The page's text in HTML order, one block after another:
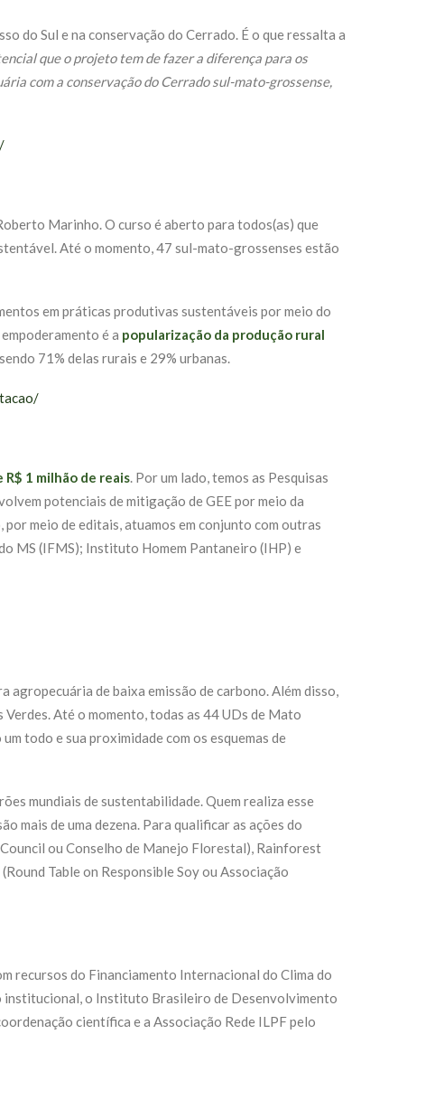
do Sul e na conservação do Cerrado. É o que ressalta a
que o projeto tem de fazer a diferença para os
com a conservação do Cerrado sul-mato-grossense,
Marinho. O curso é aberto para todos(as) que
Até o momento, 47 sul-mato-grossenses estão
em práticas produtivas sustentáveis por meio do
é a popularização da produção rural
71% delas rurais e 29% urbanas.
1 milhão de reais. Por um lado, temos as Pesquisas
potenciais de mitigação de GEE por meio da
meio de editais, atuamos em conjunto com outras
MS (IFMS); Instituto Homem Pantaneiro (IHP) e
de baixa emissão de carbono. Além disso,
Até o momento, todas as 44 UDs de Mato
todo e sua proximidade com os esquemas de
mundiais de sustentabilidade. Quem realiza esse
mais de uma dezena. Para qualificar as ações do
ou Conselho de Manejo Florestal), Rainforest
Table on Responsible Soy ou Associação
recursos do Financiamento Internacional do Clima do
institucional, o Instituto Brasileiro de Desenvolvimento
científica e a Associação Rede ILPF pelo